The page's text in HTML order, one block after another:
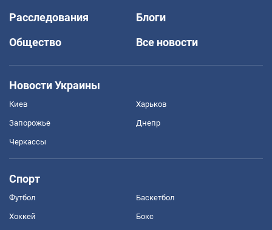
Расследования
Блоги
Общество
Все новости
Новости Украины
Киев Харьков
Запорожье Днепр
Черкассы
Спорт
Футбол Баскетбол
Хоккей Бокс